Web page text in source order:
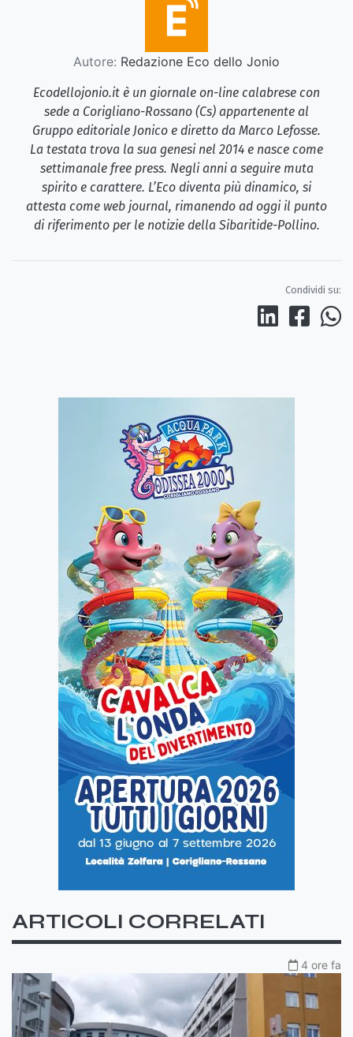
Autore: Redazione Eco dello Jonio
Ecodellojonio.it è un giornale on-line calabrese con
sede a Corigliano-Rossano (Cs) appartenente al
Gruppo editoriale Jonico e diretto da Marco Lefosse.
La testata trova la sua genesi nel 2014 e nasce come
settimanale free press. Negli anni a seguire muta
spirito e carattere. L’Eco diventa più dinamico, si
attesta come web journal, rimanendo ad oggi il punto
di riferimento per le notizie della Sibaritide-Pollino.
Condividi su:
ARTICOLI CORRELATI
4 ore fa